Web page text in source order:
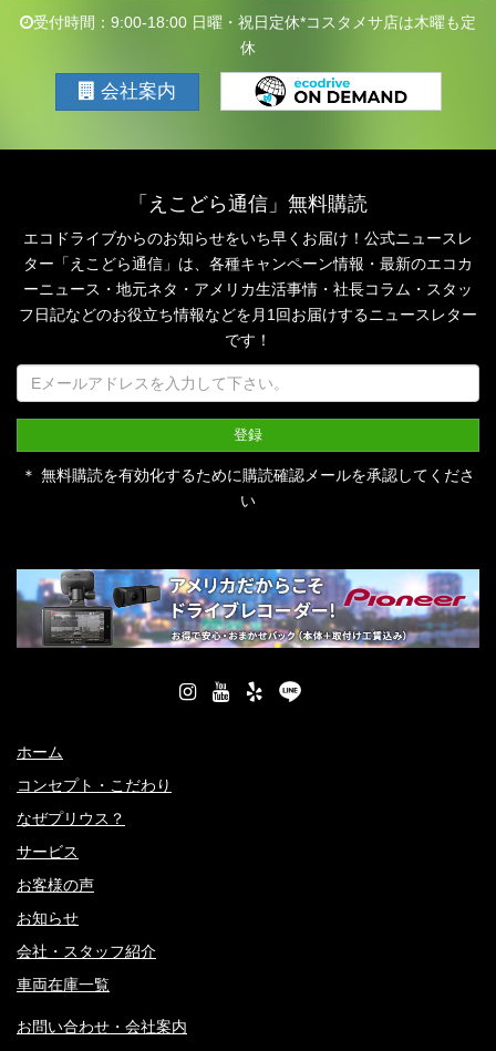
受付時間：9:00-18:00 日曜・祝日定休*コスタメサ店は木曜も定
休
会社案内
「えこどら通信」無料購読
エコドライブからのお知らせをいち早くお届け！公式ニュースレ
ター「えこどら通信」は、 各種キャンペーン情報・最新のエコカ
ーニュース・地元ネタ・アメリカ生活事情・社長コラム・ スタッ
フ日記などのお役立ち情報などを月1回お届けするニュースレター
です！
＊ 無料購読を有効化するために購読確認メールを承認してくださ
い
ホーム
コンセプト・こだわり
なぜプリウス？
サービス
お客様の声
お知らせ
会社・スタッフ紹介
車両在庫一覧
お問い合わせ・会社案内